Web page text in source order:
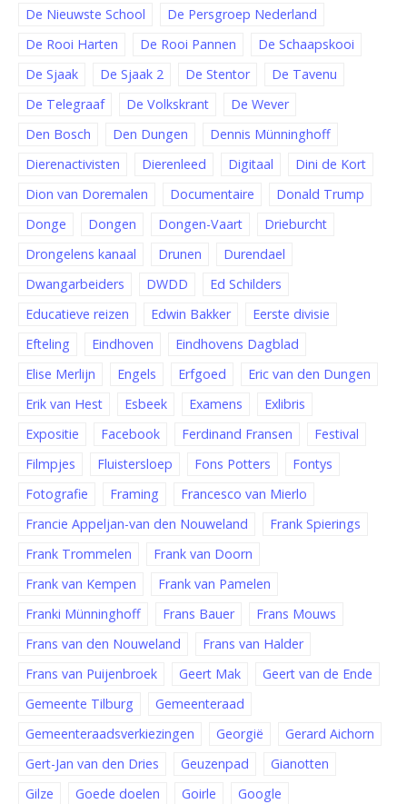
De Nieuwste School
De Persgroep Nederland
De Rooi Harten
De Rooi Pannen
De Schaapskooi
De Sjaak
De Sjaak 2 De Stentor
De Tavenu
De Telegraaf
De Volkskrant
De Wever
Den Bosch
Den Dungen
Dennis Münninghoff
Dierenactivisten
Dierenleed Digitaal
Dini de Kort
Dion van Doremalen
Documentaire
Donald Trump
Donge
Dongen Dongen-Vaart
Drieburcht
Drongelens kanaal
Drunen
Durendael
Dwangarbeiders
DWDD
Ed Schilders
Educatieve reizen
Edwin Bakker
Eerste divisie
Efteling
Eindhoven
Eindhovens Dagblad
Elise Merlijn
Engels Erfgoed
Eric van den Dungen
Erik van Hest
Esbeek Examens
Exlibris
Expositie
Facebook Ferdinand Fransen
Festival
Filmpjes
Fluistersloep Fons Potters
Fontys
Fotografie
Framing
Francesco van Mierlo
Francie Appeljan-van den Nouweland
Frank Spierings
Frank Trommelen
Frank van Doorn
Frank van Kempen
Frank van Pamelen
Franki Münninghoff
Frans Bauer
Frans Mouws
Frans van den Nouweland
Frans van Halder
Frans van Puijenbroek
Geert Mak
Geert van de Ende
Gemeente Tilburg
Gemeenteraad
Gemeenteraadsverkiezingen
Georgië
Gerard Aichorn
Gert-Jan van den Dries
Geuzenpad
Gianotten
Gilze
Goede doelen Goirle
Google